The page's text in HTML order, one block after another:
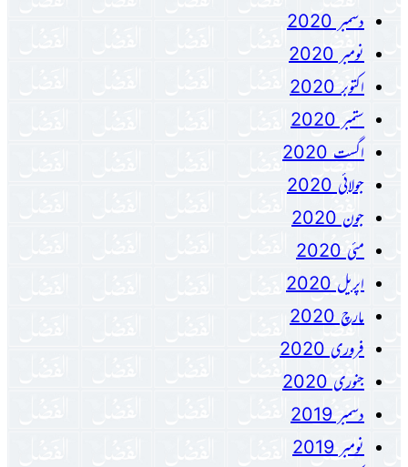
دسمبر 2020
نومبر 2020
اکتوبر 2020
ستمبر 2020
اگست 2020
جولائی 2020
جون 2020
مئی 2020
اپریل 2020
مارچ 2020
فروری 2020
جنوری 2020
دسمبر 2019
نومبر 2019